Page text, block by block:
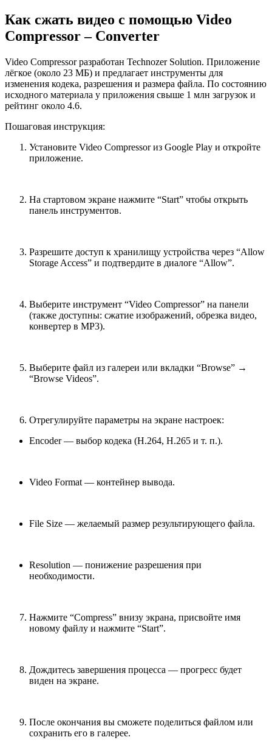
Как сжать видео с помощью Video
Compressor – Converter
Video Compressor разработан Technozer Solution. Приложение
лёгкое (около 23 МБ) и предлагает инструменты для
изменения кодека, разрешения и размера файла. По состоянию
исходного материала у приложения свыше 1 млн загрузок и
рейтинг около 4.6.
Пошаговая инструкция:
Установите Video Compressor из Google Play и откройте
приложение.
На стартовом экране нажмите “Start” чтобы открыть
панель инструментов.
Разрешите доступ к хранилищу устройства через “Allow
Storage Access” и подтвердите в диалоге “Allow”.
Выберите инструмент “Video Compressor” на панели
(также доступны: сжатие изображений, обрезка видео,
конвертер в MP3).
Выберите файл из галереи или вкладки “Browse” →
“Browse Videos”.
Отрегулируйте параметры на экране настроек:
Encoder — выбор кодека (H.264, H.265 и т. п.).
Video Format — контейнер вывода.
File Size — желаемый размер результирующего файла.
Resolution — понижение разрешения при
необходимости.
Нажмите “Compress” внизу экрана, присвойте имя
новому файлу и нажмите “Start”.
Дождитесь завершения процесса — прогресс будет
виден на экране.
После окончания вы сможете поделиться файлом или
сохранить его в галерее.